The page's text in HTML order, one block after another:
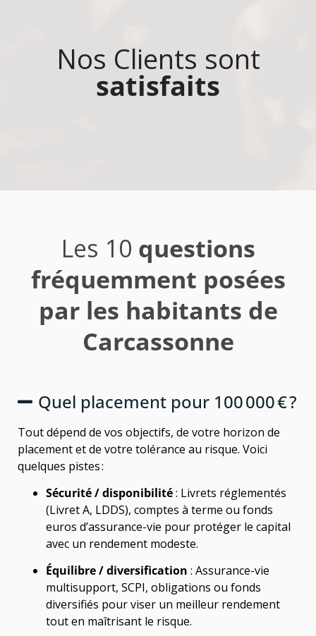
Nos Clients sont
satisfaits
Les 10 questions
fréquemment posées
par les habitants de
Carcassonne
Quel placement pour 100 000 € ?
Tout dépend de vos objectifs, de votre horizon de
placement et de votre tolérance au risque. Voici
quelques pistes :
Sécurité / disponibilité: Livrets réglementés
(Livret A, LDDS), comptes à terme ou fonds
euros d’assurance-vie pour protéger le capital
avec un rendement modeste.
Équilibre / diversification : Assurance-vie
multisupport, SCPI, obligations ou fonds
diversifiés pour viser un meilleur rendement
tout en maîtrisant le risque.